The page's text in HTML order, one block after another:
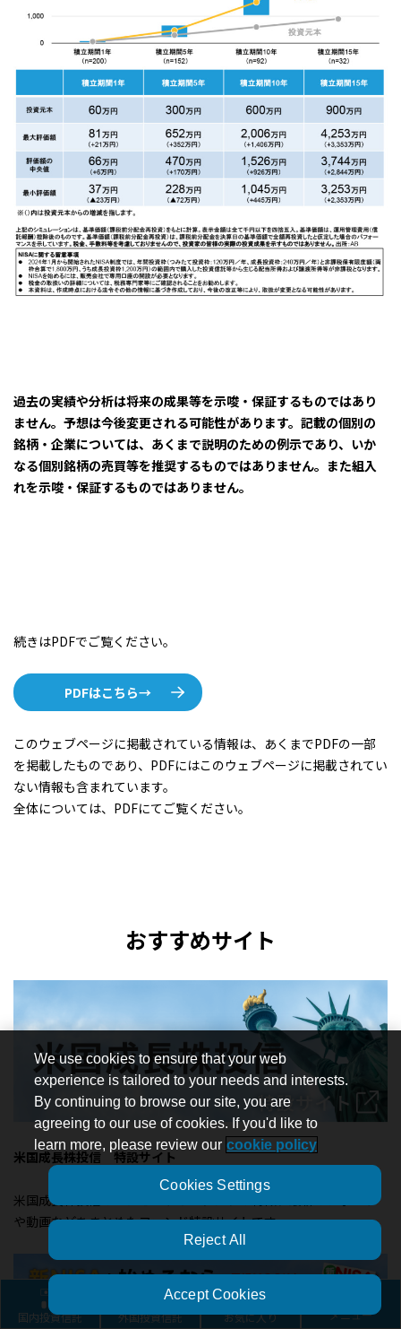
国内投資信託 外国投資信託 お気に入り メニュー
過去の実績や分析は将来の成果等を示唆・保証するものではあり
ません。予想は今後変更される可能性があります。記載の個別の
銘柄・企業については、あくまで説明のための例示であり、いか
なる個別銘柄の売買等を推奨するものではありません。また組入
れを示唆・保証するものではありません。
続きはPDFでご覧ください。
PDFはこちら→
このウェブページに掲載されている情報は、あくまでPDFの一部
を掲載したものであり、PDFにはこのウェブページに掲載されてい
ない情報も含まれています。
全体については、PDFにてご覧ください。
おすすめサイト
米国成長株投信 特設サイト
米国成長株投信のコンセプトやファンドの特徴、最新のレポート
や動画などをまとめたファンド特設サイトです。
We use cookies to ensure that your web
experience is tailored to your needs and interests.
By continuing to browse our site, you are
agreeing to our use of cookies. If you'd like to
learn more, please review our cookie policy
Cookies Settings
Reject All
Accept Cookies